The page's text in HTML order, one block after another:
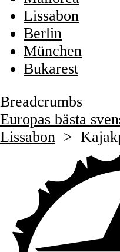
Lissabon
Berlin
München
Bukarest
Breadcrumbs
Europas bästa
Lissabon >